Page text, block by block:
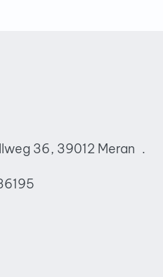
36, 39012 Meran